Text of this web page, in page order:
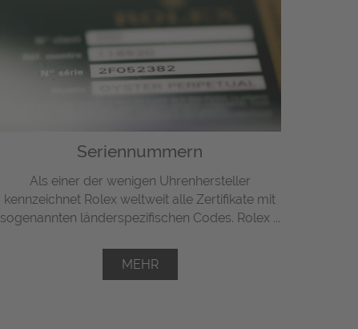
Seriennummern
Als einer der wenigen Uhrenhersteller
kennzeichnet Rolex weltweit alle Zertifikate mit
sogenannten länderspezifischen Codes. Rolex ...
MEHR